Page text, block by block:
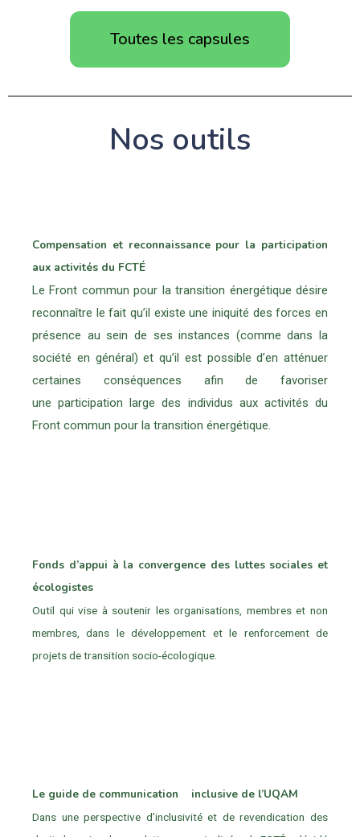
Toutes les capsules
Nos outils
Compensation et reconnaissance pour la participation
aux activités du FCTÉ
Le Front commun pour la transition énergétique désire
reconnaître le fait qu’il existe une iniquité des forces en
présence au sein de ses instances (comme dans la
société en général) et qu’il est possible d’en atténuer
certaines conséquences afin de favoriser
uneparticipation large des individus aux activités du
Front commun pour la transition énergétique.
Fonds d’appui à la convergence des luttes sociales et
écologistes
Outil qui vise à soutenir les organisations, membres et non
membres, dans le développement et le renforcement de
projets de transition socio-écologique.
Le guide de communication inclusive de l’UQAM
Dans une perspective d’inclusivité et de revendication des